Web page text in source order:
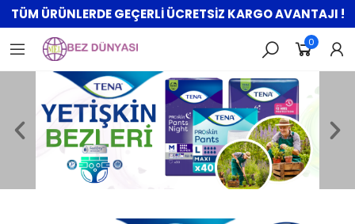
TÜM ÜRÜNLERDE GEÇERLİ ÜCRETSİZ KARGO AVANTAJI !
0